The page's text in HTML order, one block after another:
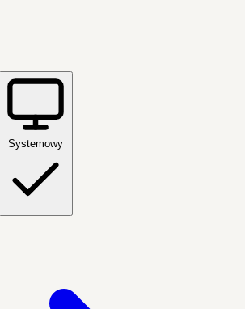
Systemowy